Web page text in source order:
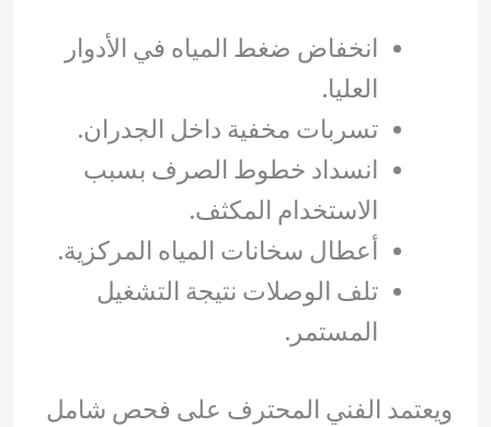
انخفاض ضغط المياه في الأدوار
العليا.
تسربات مخفية داخل الجدران.
انسداد خطوط الصرف بسبب
الاستخدام المكثف.
أعطال سخانات المياه المركزية.
تلف الوصلات نتيجة التشغيل
المستمر.
ويعتمد الفني المحترف على فحص شامل